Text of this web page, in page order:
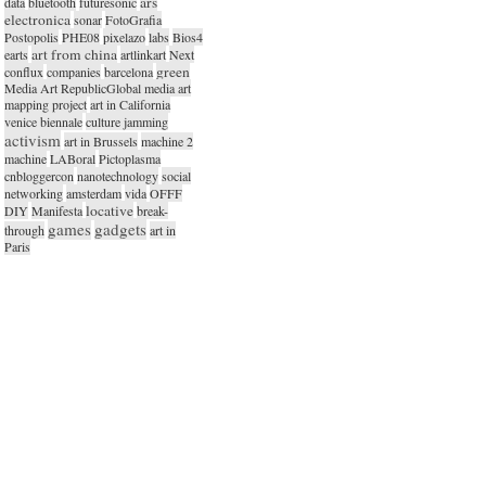
electronica sonarFotoGrafia
Postopolis PHE08pixelazolabs Bios4
earts art from china artlinkartNext
conflux companies barcelona green
Media Art RepublicGlobal media art
mapping projectart in California
venice biennaleculture jamming
activism art in Brussels machine 2
machineLABoralPictoplasma
cnbloggercon nanotechnologysocial
networkingamsterdamvidaOFFF
DIYManifestalocativebreak-
through games gadgets art in
Paris